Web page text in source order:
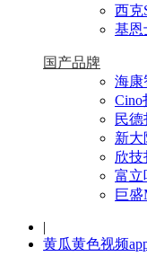
西克
基恩
国产品牌
海康
Cino
民
新大
欣技
富立
巨盛
|
黄瓜黄色视频